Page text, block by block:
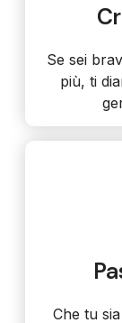
Se sei
più, ti
Che tu